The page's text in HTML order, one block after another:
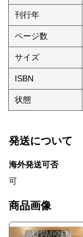
刊行年
ページ数
サイズ
ISBN
状態
発送について
海外発送可否
可
商品画像